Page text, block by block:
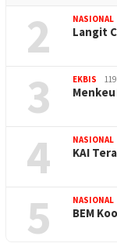
2 NASIONAL
Langit
3 EKBIS
4 NASIONAL
KAI
5 NASIONAL
BEM